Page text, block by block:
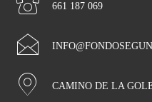
661 187 069
CAMINO DE LA